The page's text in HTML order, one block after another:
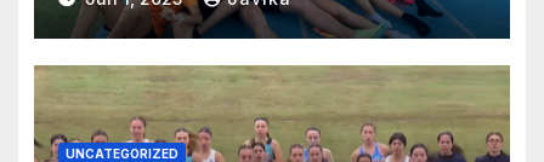
UNCATEGORIZED